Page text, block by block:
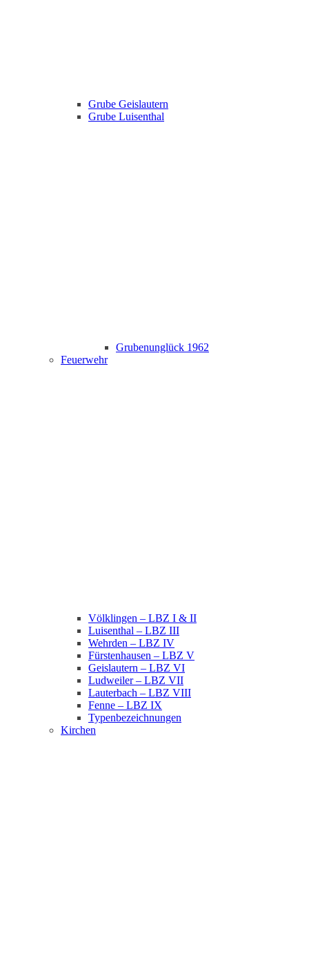
Grube Geislautern
Grube Luisenthal
Grubenunglück 1962
Feuerwehr
Völklingen – LBZ I & II
Luisenthal – LBZ III
Wehrden – LBZ IV
Fürstenhausen – LBZ V
Geislautern – LBZ VI
Ludweiler – LBZ VII
Lauterbach – LBZ VIII
Fenne – LBZ IX
Typenbezeichnungen
Kirchen